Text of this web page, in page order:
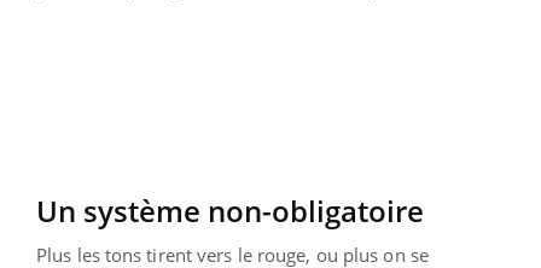
Un système non-obligatoire
Plus les tons tirent vers le rouge, ou plus on se